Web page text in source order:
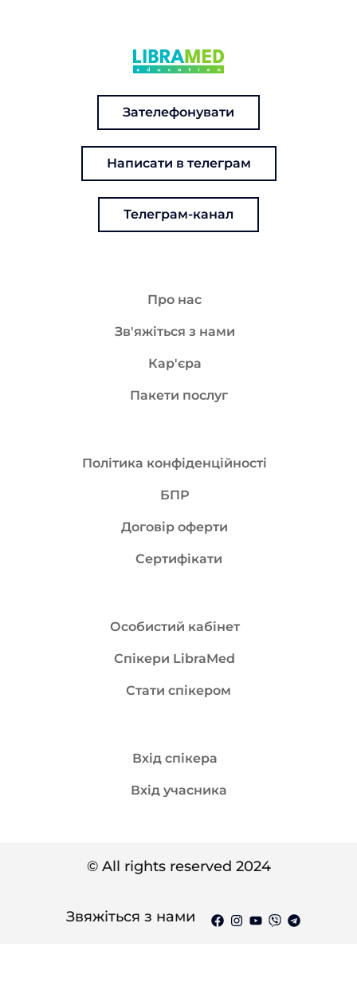
Зателефонувати
Написати в телеграм
Телеграм-канал
Про нас
Зв'яжіться з нами
Кар'єра
Пакети послуг
Політика конфіденційності
БПР
Договір оферти
Сертифікати
Особистий кабінет
Спікери LibraMed
Стати спікером
Вхід спікера
Вхід учасника
© All rights reserved 2024
Звяжіться з нами